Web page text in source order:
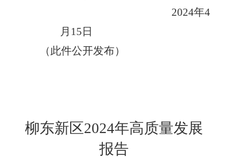
2024年4
月 15 日
（此件公开发布）
柳东新区2024年高质量发展
报告